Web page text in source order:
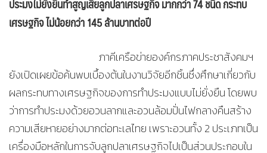
ประมงไม่ยั่งยืนทำสูญเสียลูกปลาเศรษฐกิจ มากกว่า74ชนิด กระทบ
เศรษฐกิจ ไม่น้อยกว่า145ล้านบาทต่อปี
ภาคีเครือข่ายองค์กรภาคประชาสังคมฯ
ยังเปิดเผยข้อค้นพบเบื้องต้นในงานวิจัยอีกชิ้นซึ่งศึกษาเกี่ยวกับ
ผลกระทบทางเศรษฐกิจของการทำประมงแบบไม่ยั่งยืน โดยพบ
ว่าการทำประมงด้วยอวนลากและอวนล้อมปั่นไฟกลางคืนสร้าง
ความเสียหายอย่างมากต่อทะเลไทย เพราะอวนทั้ง 2 ประเภทเป็น
เครื่องมือหลักในการจับลูกปลาเศรษฐกิจไปเป็นส่วนประกอบใน